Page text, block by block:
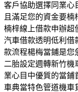
客戶協助選擇同業心
且滿足您的資金要
楠梓線上借款申辦超
汽車借款透明低利借
款流程楊梅當鋪是您
二胎設定週轉新竹機
業心目中優質的當鋪
車典當特色管道機車